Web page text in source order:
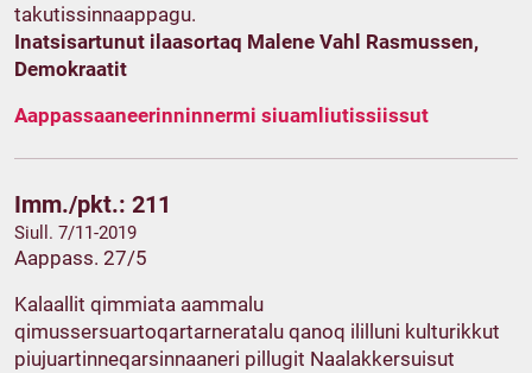
takutissinnaappagu.
Inatsisartunut ilaasortaq Malene Vahl Rasmussen,
Demokraatit
Aappassaaneerinninnermi siuamliutissiissut
Imm./pkt.: 211
Siull. 7/11-2019
Aappass. 27/5
Kalaallit qimmiata aammalu
qimussersuartoqartarneratalu qanoq ililluni kulturikkut
piujuartinneqarsinnaaneri pillugit Naalakkersuisut